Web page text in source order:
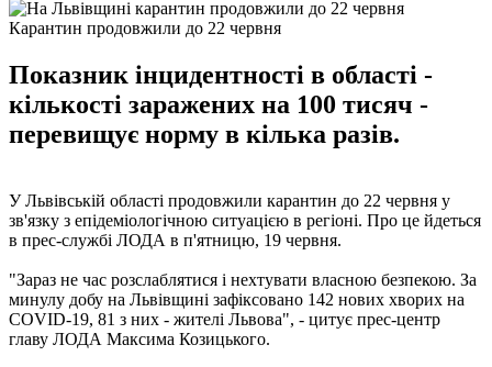
Карантин продовжили до 22 червня
Показник інцидентності в області -
кількості заражених на 100 тисяч -
перевищує норму в кілька разів.
У Львівській області продовжили карантин до 22 червня у
зв'язку з епідеміологічною ситуацією в регіоні. Про це йдеться
в прес-службі ЛОДА в п'ятницю, 19 червня.
"Зараз не час розслаблятися і нехтувати власною безпекою. За
минулу добу на Львівщині зафіксовано 142 нових хворих на
СOVID-19, 81 з них - жителі Львова", - цитує прес-центр
главу ЛОДА Максима Козицького.